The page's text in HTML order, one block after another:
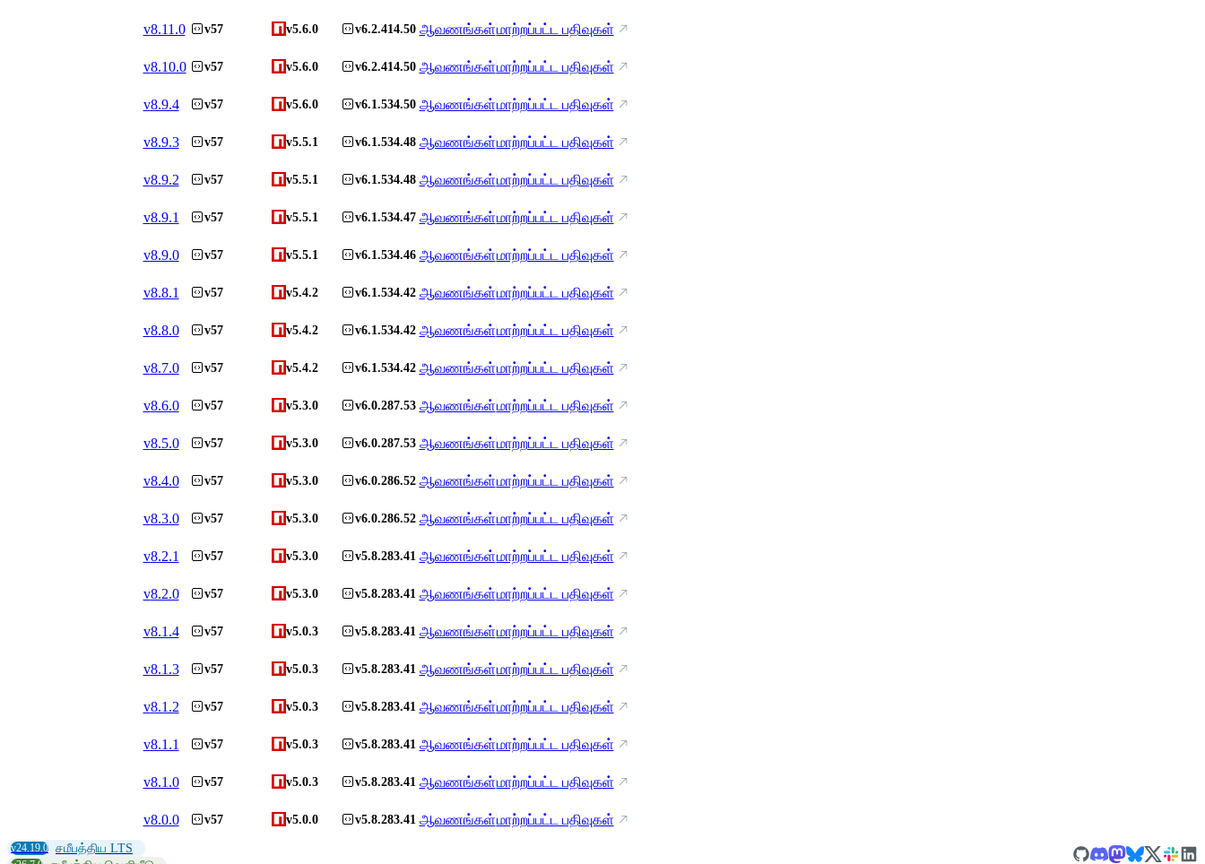
v8.11.0 v57 v5.6.0 v6.2.414.50 ஆவணங்கள்மாற்றப்பட்ட பதிவுகள்
v8.10.0 v57 v5.6.0 v6.2.414.50 ஆவணங்கள்மாற்றப்பட்ட பதிவுகள்
v8.9.4 v57 v5.6.0 v6.1.534.50 ஆவணங்கள்மாற்றப்பட்ட பதிவுகள்
v8.9.3 v57 v5.5.1 v6.1.534.48 ஆவணங்கள்மாற்றப்பட்ட பதிவுகள்
v8.9.2 v57 v5.5.1 v6.1.534.48 ஆவணங்கள்மாற்றப்பட்ட பதிவுகள்
v8.9.1 v57 v5.5.1 v6.1.534.47 ஆவணங்கள்மாற்றப்பட்ட பதிவுகள்
v8.9.0 v57 v5.5.1 v6.1.534.46 ஆவணங்கள்மாற்றப்பட்ட பதிவுகள்
v8.8.1 v57 v5.4.2 v6.1.534.42 ஆவணங்கள்மாற்றப்பட்ட பதிவுகள்
v8.8.0 v57 v5.4.2 v6.1.534.42 ஆவணங்கள்மாற்றப்பட்ட பதிவுகள்
v8.7.0 v57 v5.4.2 v6.1.534.42 ஆவணங்கள்மாற்றப்பட்ட பதிவுகள்
v8.6.0 v57 v5.3.0 v6.0.287.53 ஆவணங்கள்மாற்றப்பட்ட பதிவுகள்
v8.5.0 v57 v5.3.0 v6.0.287.53 ஆவணங்கள்மாற்றப்பட்ட பதிவுகள்
v8.4.0 v57 v5.3.0 v6.0.286.52 ஆவணங்கள்மாற்றப்பட்ட பதிவுகள்
v8.3.0 v57 v5.3.0 v6.0.286.52 ஆவணங்கள்மாற்றப்பட்ட பதிவுகள்
v8.2.1 v57 v5.3.0 v5.8.283.41 ஆவணங்கள்மாற்றப்பட்ட பதிவுகள்
v8.2.0 v57 v5.3.0 v5.8.283.41 ஆவணங்கள்மாற்றப்பட்ட பதிவுகள்
v8.1.4 v57 v5.0.3 v5.8.283.41 ஆவணங்கள்மாற்றப்பட்ட பதிவுகள்
v8.1.3 v57 v5.0.3 v5.8.283.41 ஆவணங்கள்மாற்றப்பட்ட பதிவுகள்
v8.1.2 v57 v5.0.3 v5.8.283.41 ஆவணங்கள்மாற்றப்பட்ட பதிவுகள்
v8.1.1 v57 v5.0.3 v5.8.283.41 ஆவணங்கள்மாற்றப்பட்ட பதிவுகள்
v8.1.0 v57 v5.0.3 v5.8.283.41 ஆவணங்கள்மாற்றப்பட்ட பதிவுகள்
v8.0.0 v57 v5.0.0 v5.8.283.41 ஆவணங்கள்மாற்றப்பட்ட பதிவுகள்
v24.19.0 சமீபத்திய LTS